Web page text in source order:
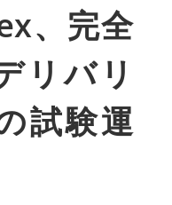
、完全
リバリ
試験運